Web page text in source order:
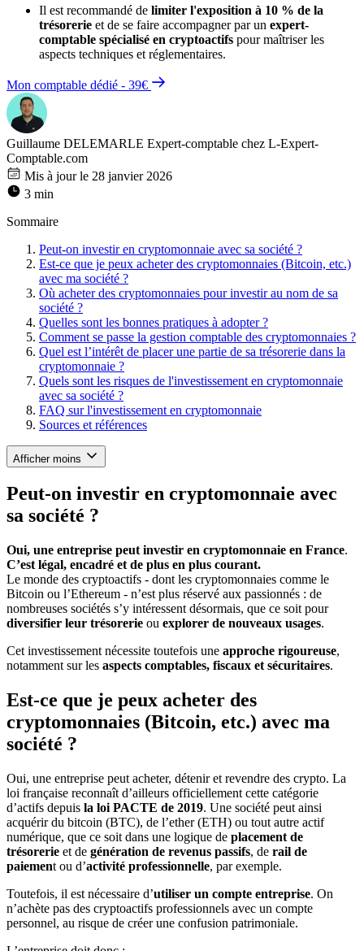
Il est recommandé de limiter l'exposition à 10 % de la
trésorerie et de se faire accompagner par un expert-
comptable spécialisé en cryptoactifs pour maîtriser les
aspects techniques et réglementaires.
Mon comptable dédié - 39€
Guillaume DELEMARLE Expert-comptable chez L-Expert-
Comptable.com
Mis à jour le 28 janvier 2026
3 min
Sommaire
Peut-on investir en cryptomonnaie avec sa société ?
Est-ce que je peux acheter des cryptomonnaies (Bitcoin, etc.)
avec ma société ?
Où acheter des cryptomonnaies pour investir au nom de sa
société ?
Quelles sont les bonnes pratiques à adopter ?
Comment se passe la gestion comptable des cryptomonnaies ?
Quel est l’intérêt de placer une partie de sa trésorerie dans la
cryptomonnaie ?
Quels sont les risques de l'investissement en cryptomonnaie
avec sa société ?
FAQ sur l'investissement en cryptomonnaie
Sources et références
Afficher moins
Peut-on investir en cryptomonnaie avec
sa société ?
Oui, une entreprise peut investir en cryptomonnaie en France.
C’est légal, encadré et de plus en plus courant.
Le monde des cryptoactifs - dont les cryptomonnaies comme le
Bitcoin ou l’Ethereum - n’est plus réservé aux passionnés : de
nombreuses sociétés s’y intéressent désormais, que ce soit pour
diversifier leur trésorerie ou explorer de nouveaux usages.
Cet investissement nécessite toutefois une approche rigoureuse,
notamment sur les aspects comptables, fiscaux et sécuritaires.
Est-ce que je peux acheter des
cryptomonnaies (Bitcoin, etc.) avec ma
société ?
Oui, une entreprise peut acheter, détenir et revendre des crypto. La
loi française reconnaît d’ailleurs officiellement cette catégorie
d’actifs depuis la loi PACTE de 2019. Une société peut ainsi
acquérir du bitcoin (BTC), de l’ether (ETH) ou tout autre actif
numérique, que ce soit dans une logique de placement de
trésorerie et de génération de revenus passifs, de rail de
paiement ou d’activité professionnelle, par exemple.
Toutefois, il est nécessaire d’utiliser un compte entreprise. On
n’achète pas des cryptoactifs professionnels avec un compte
personnel, au risque de créer une confusion patrimoniale.